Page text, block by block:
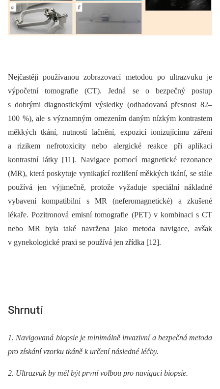
Nejčastěji používanou zobrazovací metodou po ultrazvuku je
výpočetní tomografie (CT). Jedná se o bezpečný postup
s dobrými diagnostickými výsledky (odhadovaná přesnost 82–
100 %), ale s významným omezením daným nízkým kontrastem
měkkých tkání, nutností lačnění, expozicí ionizujícímu záření
a rizikem nefrotoxicity nebo alergické reakce při aplikaci
kontrastní látky [11]. Navigace pomocí magnetické rezonance
(MR), která poskytuje vynikající rozlišení měkkých tkání, se stále
používá jen výjimečně, protože vyžaduje speciální nákladné
vybavení kompatibilní s MR (neferomagnetické) a zkušené
lékaře. Pozitronová emisní tomografie (PET) v kombinaci s CT
nebo MR byla také navržena jako metoda navigace, avšak
v gynekologické praxi se používá jen zřídka [12].
Shrnutí
1. Navigovaná biopsie je minimálně invazivní a bezpečná metoda
pro získání vzorku tkáně k určení následné léčby.
2. Ultrazvuk by měl být první volbou pro navigaci biopsie.